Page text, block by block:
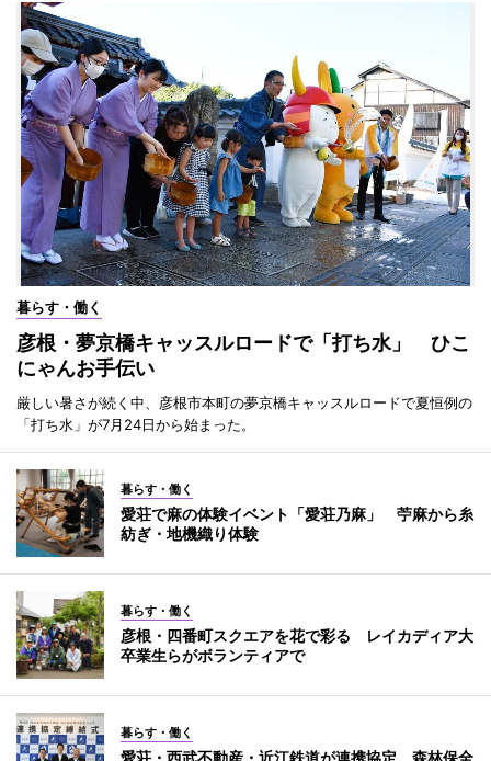
暮らす・働く
彦根・夢京橋キャッスルロードで「打ち水」 ひこ
にゃんお手伝い
厳しい暑さが続く中、彦根市本町の夢京橋キャッスルロードで夏恒例の
「打ち水」が7月24日から始まった。
暮らす・働く
愛荘で麻の体験イベント「愛荘乃麻」 苧麻から糸
紡ぎ・地機織り体験
暮らす・働く
彦根・四番町スクエアを花で彩る レイカディア大
卒業生らがボランティアで
暮らす・働く